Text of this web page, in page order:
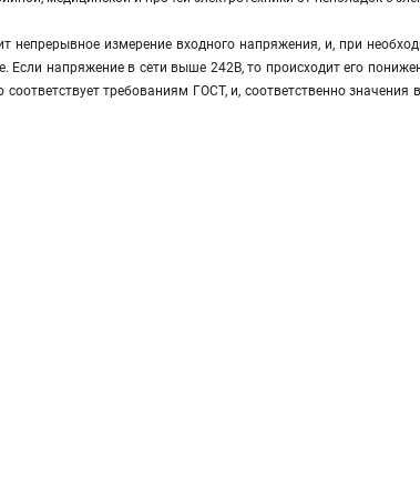
измерение входного напряжения, и, при
Если напряжение в сети выше 242В, то происходит его
требованиям ГОСТ, и, соответственно значения